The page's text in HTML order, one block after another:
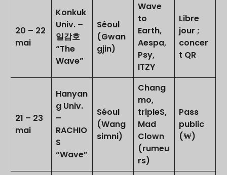
20 – 22
mai
Konkuk
Univ. –
일감호
“The
Wave”
Séoul
(Gwan
gjin)
Wave
to
Earth,
Aespa,
Psy,
ITZY
Libre
jour ;
concer
t QR
21 – 23
mai
Hanyan
g Univ.
–
RACHIO
S
“Wave”
Séoul
(Wang
simni)
Chang
mo,
tripleS,
Mad
Clown
(rumeu
rs)
Pass
public
(₩)